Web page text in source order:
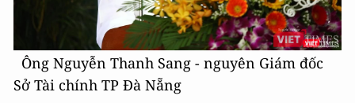
Ông Nguyễn Thanh Sang - nguyên Giám đốc
Sở Tài chính TP Đà Nẵng